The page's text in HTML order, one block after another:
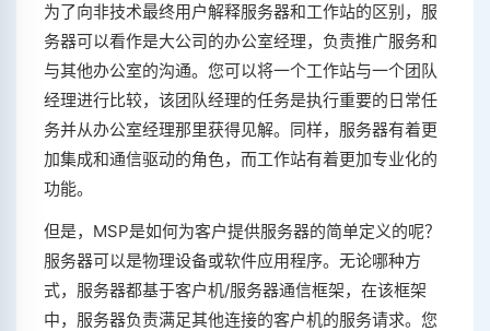
为了向非技术最终用户解释服务器和工作站的区别，服
务器可以看作是大公司的办公室经理，负责推广服务和
与其他办公室的沟通。您可以将一个工作站与一个团队
经理进行比较，该团队经理的任务是执行重要的日常任
务并从办公室经理那里获得见解。同样，服务器有着更
加集成和通信驱动的角色，而工作站有着更加专业化的
功能。
但是，MSP是如何为客户提供服务器的简单定义的呢？
服务器可以是物理设备或软件应用程序。无论哪种方
式，服务器都基于客户机/服务器通信框架，在该框架
中，服务器负责满足其他连接的客户机的服务请求。您